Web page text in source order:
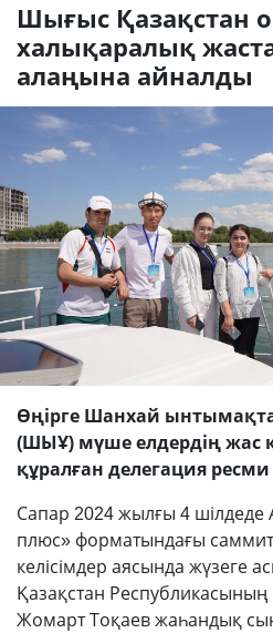
Шығыс Қазақстан
халықаралық
алаңына айналды
Өңірге Шанхай
(ШЫҰ) мүше елдердің
құралған делегация
Сапар 2024 жылғы 4
плюс» форматындағы
келісімдер аясында жүзеге
Қазақстан
Жомарт Тоқаев жаһандық